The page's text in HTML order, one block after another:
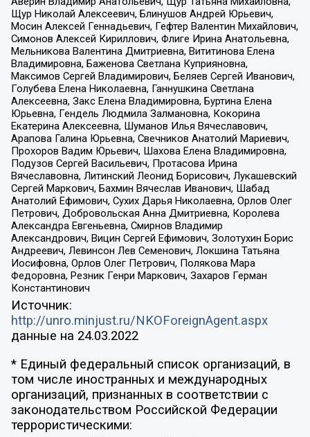
Щур Николай Алексеевич, Блинушов Андрей Юрьевич,
Мосин Алексей Геннадьевич, Гефтер Валентин Михайлович,
Симонов Алексей Кириллович, Флиге Ирина Анатольевна,
Мельникова Валентина Дмитриевна, Вититинова Елена
Владимировна, Баженова Светлана Куприяновна,
Максимов Сергей Владимирович, Беляев Сергей Иванович,
Голубева Елена Николаевна, Ганнушкина Светлана
Алексеевна, Закс Елена Владимировна, Буртина Елена
Юрьевна, Гендель Людмила Залмановна, Кокорина
Екатерина Алексеевна, Шуманов Илья Вячеславович,
Арапова Галина Юрьевна, Свечников Анатолий Мариевич,
Прохоров Вадим Юрьевич, Шахова Елена Владимировна,
Подузов Сергей Васильевич, Протасова Ирина
Вячеславовна, Литинский Леонид Борисович, Лукашевский
Сергей Маркович, Бахмин Вячеслав Иванович, Шабад
Анатолий Ефимович, Сухих Дарья Николаевна, Орлов Олег
Петрович, Добровольская Анна Дмитриевна, Королева
Александра Евгеньевна, Смирнов Владимир
Александрович, Вицин Сергей Ефимович, Золотухин Борис
Андреевич, Левинсон Лев Семенович, Локшина Татьяна
Иосифовна, Орлов Олег Петрович, Полякова Мара
Федоровна, Резник Генри Маркович, Захаров Герман
Константинович
Источник:
http://unro.minjust.ru/NKOForeignAgent.aspx
данные на 24.03.2022
* Единый федеральный список организаций, в
том числе иностранных и международных
организаций, признанных в соответствии с
законодательством Российской Федерации
террористическими: